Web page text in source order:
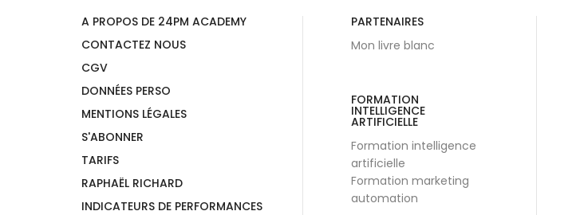
A PROPOS DE 24PM ACADEMY
CONTACTEZ NOUS
CGV
DONNÉES PERSO
MENTIONS LÉGALES
S'ABONNER
TARIFS
RAPHAËL RICHARD
INDICATEURS DE PERFORMANCES
PARTENAIRES
Mon livre blanc
FORMATION
INTELLIGENCE
ARTIFICIELLE
Formation intelligence
artificielle
Formation marketing
automation